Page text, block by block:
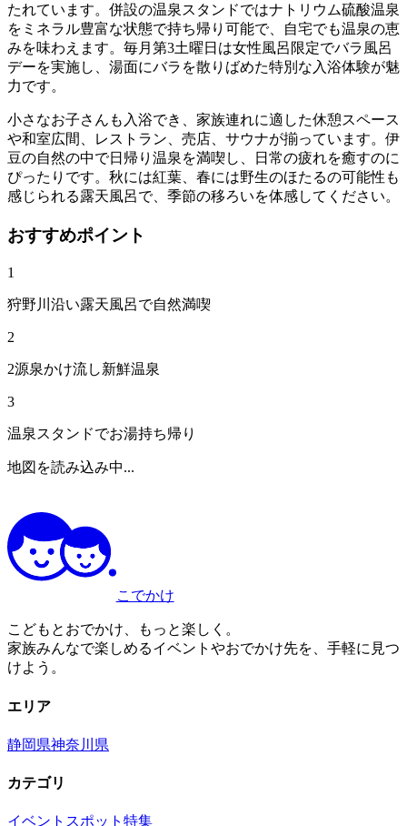
たれています。併設の温泉スタンドではナトリウム硫酸温泉
をミネラル豊富な状態で持ち帰り可能で、自宅でも温泉の恵
みを味わえます。毎月第3土曜日は女性風呂限定でバラ風呂
デーを実施し、湯面にバラを散りばめた特別な入浴体験が魅
力です。
小さなお子さんも入浴でき、家族連れに適した休憩スペース
や和室広間、レストラン、売店、サウナが揃っています。伊
豆の自然の中で日帰り温泉を満喫し、日常の疲れを癒すのに
ぴったりです。秋には紅葉、春には野生のほたるの可能性も
感じられる露天風呂で、季節の移ろいを体感してください。
おすすめポイント
1
狩野川沿い露天風呂で自然満喫
2
2源泉かけ流し新鮮温泉
3
温泉スタンドでお湯持ち帰り
地図を読み込み中...
こでかけ
こどもとおでかけ、もっと楽しく。
家族みんなで楽しめるイベントやおでかけ先を、手軽に見つ
けよう。
エリア
静岡県神奈川県
カテゴリ
イベント スポット 特集